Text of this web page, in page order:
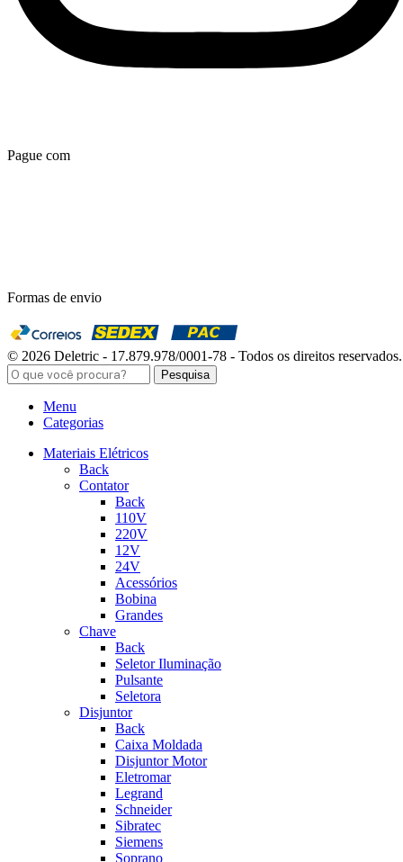
Pague com
Formas de envio
© 2026 Deletric - 17.879.978/0001-78 - Todos os direitos reservados.
Pesquisa
Menu
Categorias
Materiais Elétricos
Back
Contator
Back
110V
220V
12V
24V
Acessórios
Bobina
Grandes
Chave
Back
Seletor Iluminação
Pulsante
Seletora
Disjuntor
Back
Caixa Moldada
Disjuntor Motor
Eletromar
Legrand
Schneider
Sibratec
Siemens
Soprano